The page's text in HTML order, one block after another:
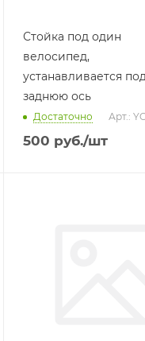
Стойка под один
велосипед,
устанавливается
заднюю ось
Достаточно Арт.:
500 руб./шт